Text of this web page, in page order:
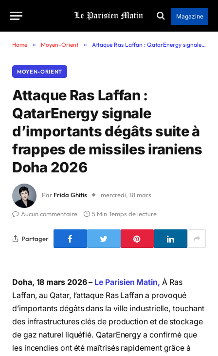
Magazine
Home » Moyen-Orient » Attaque Ras Laffan : QatarEnergy signale d’importants dégâts suite à frappes de missiles iraniens Doha 2026
MOYEN-ORIENT
Attaque Ras Laffan :
QatarEnergy signale
d’importants dégâts suite à
frappes de missiles iraniens
Doha 2026
Par Frida Ghitis mercredi, 18 mars
Aucun commentaire 5 Min Temps de lecture
Partager
Doha, 18 mars 2026 – Le Parisien Matin, À Ras
Laffan, au Qatar, l’attaque Ras Laffan a provoqué
d’importants dégâts dans la ville industrielle, touchant
des infrastructures clés de production et de stockage
de gaz naturel liquéfié. QatarEnergy a confirmé que
les incendies ont été maîtrisés rapidement grâce à